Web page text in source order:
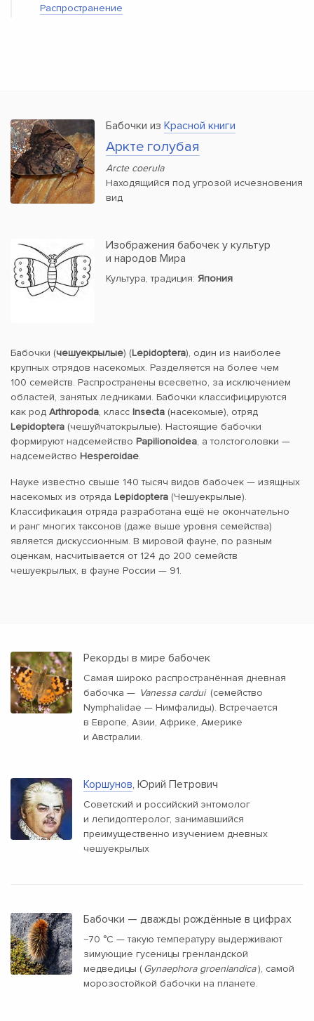
Распространение
Бабочки из Красной книги
Аркте голубая
Arcte coerula
Находящийся под угрозой исчезновения
вид
Изображения бабочек у культур
и народов Мира
Культура, традиция: Япония
Бабочки (чешуекрылые) (Lepidoptera), один из наиболее
крупных отрядов насекомых. Разделяется на более чем
100 семейств. Распространены всесветно, за исключением
областей, занятых ледниками. Бабочки классифицируются
как род Arthropoda, класс Insecta (насекомые), отряд
Lepidoptera (чешуйчатокрылые). Настоящие бабочки
формируют надсемейство Papilionoidea, а толстоголовки —
надсемейство Hesperoidae.
Науке известно свыше 140 тысяч видов бабочек — изящных
насекомых из отряда Lepidoptera (Чешуекрылые).
Классификация отряда разработана ещё не окончательно
и ранг многих таксонов (даже выше уровня семейства)
является дискуссионным. В мировой фауне, по разным
оценкам, насчитывается от 124 до 200 семейств
чешуекрылых, в фауне России — 91.
Рекорды в мире бабочек
Самая широко распространённая дневная
бабочка — Vanessa cardui (семейство
Nymphalidae — Нимфалиды). Встречается
в Европе, Азии, Африке, Америке
и Австралии.
Коршунов, Юрий Петрович
Советский и российский энтомолог
и лепидоптеролог, занимавшийся
преимущественно изучением дневных
чешуекрылых
Бабочки — дважды рождённые в цифрах
−70 °C — такую температуру выдерживают
зимующие гусеницы гренландской
медведицы (Gynaephora groenlandica ), самой
морозостойкой бабочки на планете.